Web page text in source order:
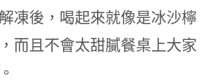
凍後，喝起來就像是冰沙檸
而且不會太甜膩餐桌上大家